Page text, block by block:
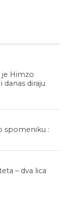
je Himzo
diraju
spomeniku :
– dva lica